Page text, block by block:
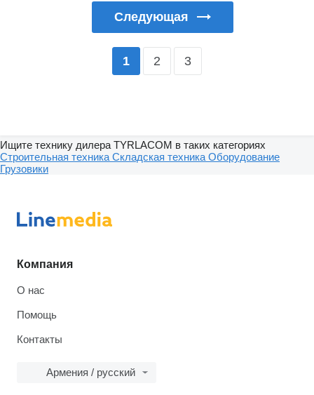
Следующая
1 2 3
Ищите технику дилера TYRLACOM в таких категориях
Строительная техника Складская техника Оборудование
Грузовики
Компания
О нас
Помощь
Контакты
Армения / русский